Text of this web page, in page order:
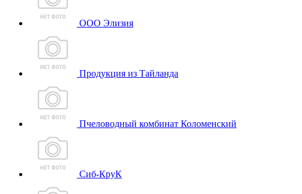
ООО Элизия
Продукция из Тайланда
Пчеловодный комбинат Коломенский
Сиб-КруК